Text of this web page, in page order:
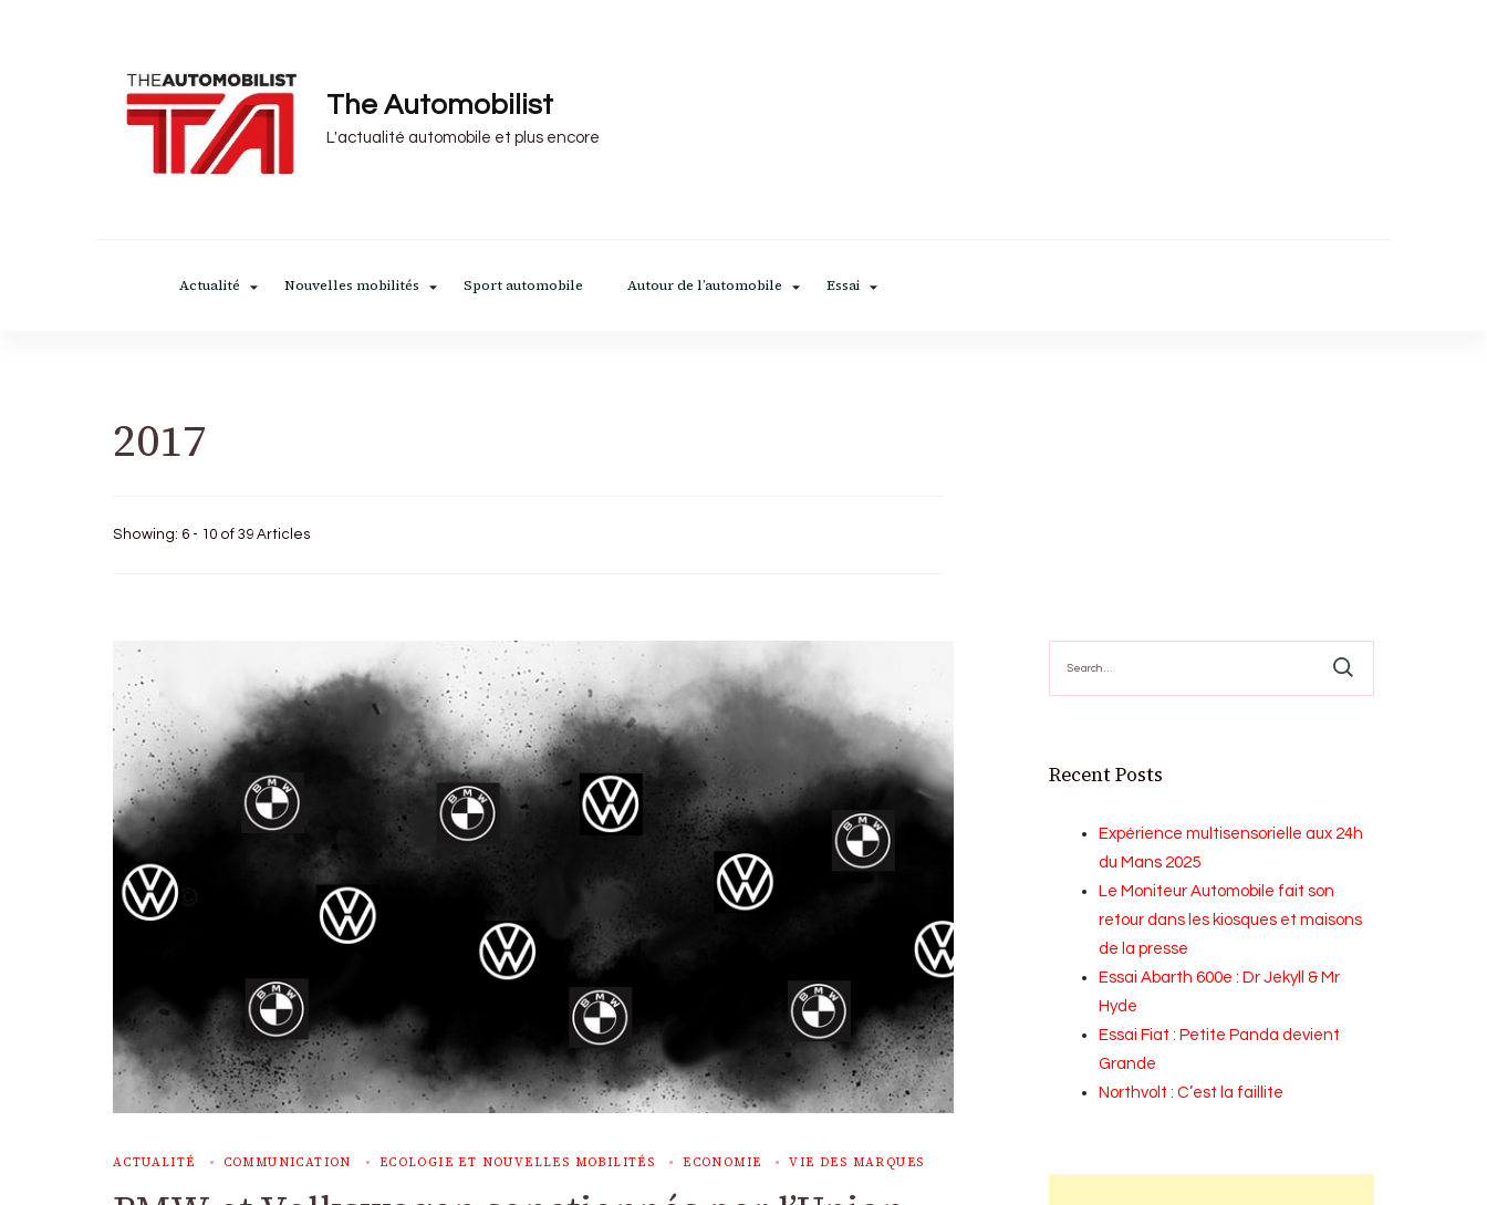
The Automobilist
L'actualité automobile et plus encore
Actualité Nouvelles mobilités Sport automobile Autour de l’automobile Essai
2017
Showing: 6 - 10 of 39 Articles
ACTUALITÉ COMMUNICATION ECOLOGIE ET NOUVELLES MOBILITÉS ECONOMIE VIE DES MARQUES
for:
Recent Posts
Expérience multisensorielle aux 24h
du Mans 2025
Le Moniteur Automobile fait son
retour dans les kiosques et maisons
de la presse
Essai Abarth 600e : Dr Jekyll & Mr
Hyde
Essai Fiat : Petite Panda devient
Grande
Northvolt : C’est la faillite